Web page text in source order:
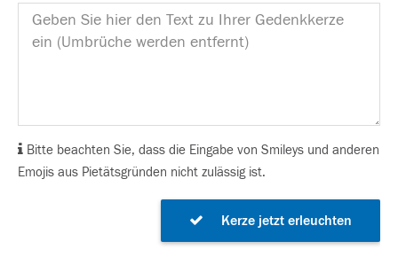
Bitte beachten Sie, dass die Eingabe von Smileys und anderen
Emojis aus Pietätsgründen nicht zulässig ist.
Kerze jetzt erleuchten